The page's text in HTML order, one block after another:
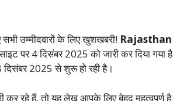
उम्मीदवारों के लिए खुशखबरी! Rajasthan
पर 4 दिसंबर 2025 को जारी कर दिया गया
दिसंबर 2025 से शुरू हो रही है।
कर रहे हैं, तो यह लेख आपके लिए बेहद महत्वपूर्ण